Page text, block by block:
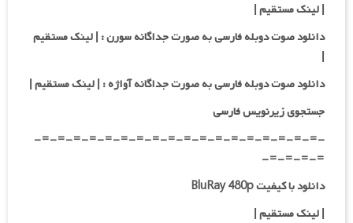
| لینک مستقیم |
دانلود صوت دوبله فارسی به صورت جداگانه سورن : | لینک مستقیم
|
دانلود صوت دوبله فارسی به صورت جداگانه آواژه : | لینک مستقیم|
جستجوی زیرنویس فارسی
-=-=-=-=-=-=-=-=-=-=-=-=-=-=-=-=-=-=-
=-=-=-=-
دانلود با کیفیت BluRay 480p
| لینک مستقیم |